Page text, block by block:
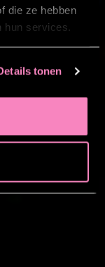
die ze hebben
hun services.
tonen